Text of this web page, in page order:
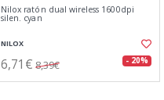
Nilox ratón dual wireless 1600dpi
silen. cyan
NILOX
6,71€ 8,39€ - 20%